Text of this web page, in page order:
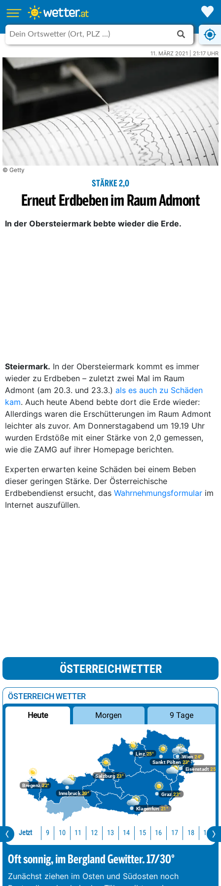
11. MÄRZ 2021 | 21:17 UHR
© Getty
STÄRKE 2,0
Erneut Erdbeben im Raum Admont
In der Obersteiermark bebte wieder die Erde.
Steiermark. In der Obersteiermark kommt es immer
wieder zu Erdbeben – zuletzt zwei Mal im Raum
Admont (am 20.3. und 23.3.) als es auch zu Schäden
kam. Auch heute Abend bebte dort die Erde wieder:
Allerdings waren die Erschütterungen im Raum Admont
leichter als zuvor. Am Donnerstagabend um 19.19 Uhr
wurden Erdstöße mit einer Stärke von 2,0 gemessen,
wie die ZAMG auf ihrer Homepage berichten.
Experten erwarten keine Schäden bei einem Beben
dieser geringen Stärke. Der Österreichische
Erdbebendienst ersucht, das Wahrnehmungsformular im
Internet auszufüllen.
ÖSTERREICHWETTER
ÖSTERREICH WETTER
Heute Morgen 9 Tage
Bregenz22°
Graz23°
Innsbruck20°
Klagenfurt 21°
Linz25°
Salzburg23°
Wien 24°
Eisenstadt 25°
Sankt Pölten 23°
Jetzt 9 10 11 12 13 14 15 16 17 18 19
Oft sonnig, im Bergland Gewitter. 17/30°
Zunächst ziehen im Osten und Südosten noch